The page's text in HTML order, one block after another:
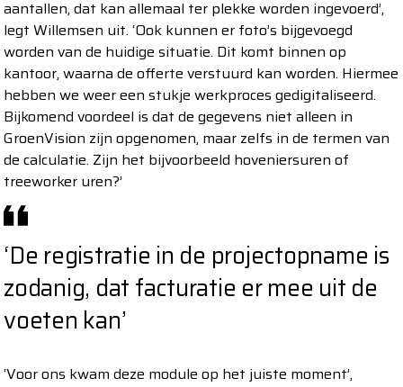
aantallen, dat kan allemaal ter plekke worden ingevoerd’,
legt Willemsen uit. ‘Ook kunnen er foto’s bijgevoegd
worden van de huidige situatie. Dit komt binnen op
kantoor, waarna de offerte verstuurd kan worden. Hiermee
hebben we weer een stukje werkproces gedigitaliseerd.
Bijkomend voordeel is dat de gegevens niet alleen in
GroenVision zijn opgenomen, maar zelfs in de termen van
de calculatie. Zijn het bijvoorbeeld hoveniersuren of
treeworker uren?’
‘De registratie in de projectopname is
zodanig, dat facturatie er mee uit de
voeten kan’
‘Voor ons kwam deze module op het juiste moment’,